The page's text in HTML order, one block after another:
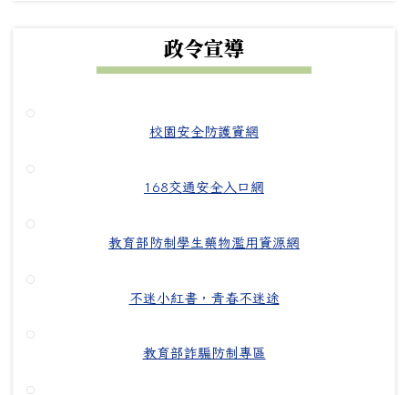
政令宣導
校園安全防護資網
168交通安全入口網
教育部防制學生藥物濫用資源網
不迷小紅書，青春不迷途
教育部詐騙防制專區